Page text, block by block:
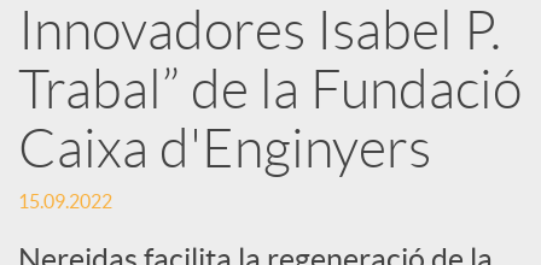
c
a
d
Innovadores Isabel P.
Trabal” de la Fundació
Caixa d'Enginyers
15.09.2022